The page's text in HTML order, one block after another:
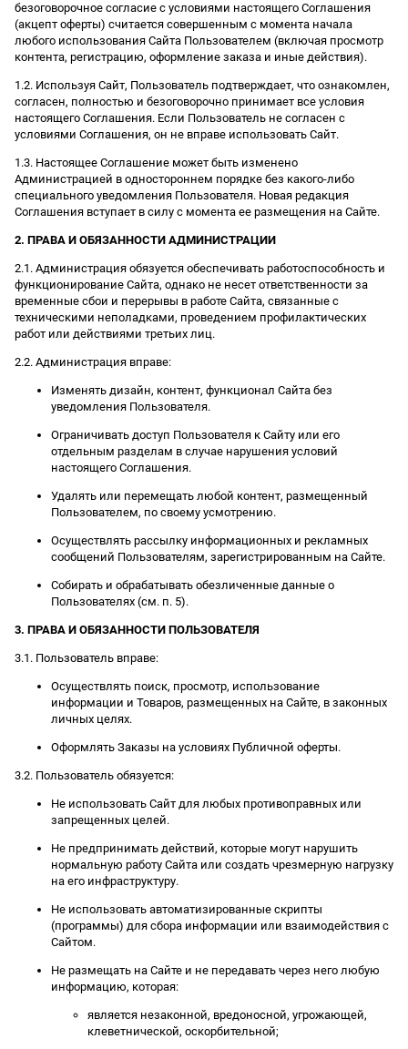
безоговорочное согласие с условиями настоящего Соглашения
(акцепт оферты) считается совершенным с момента начала
любого использования Сайта Пользователем (включая просмотр
контента, регистрацию, оформление заказа и иные действия).
1.2. Используя Сайт, Пользователь подтверждает, что ознакомлен,
согласен, полностью и безоговорочно принимает все условия
настоящего Соглашения. Если Пользователь не согласен с
условиями Соглашения, он не вправе использовать Сайт.
1.3. Настоящее Соглашение может быть изменено
Администрацией в одностороннем порядке без какого-либо
специального уведомления Пользователя. Новая редакция
Соглашения вступает в силу с момента ее размещения на Сайте.
2. ПРАВА И ОБЯЗАННОСТИ АДМИНИСТРАЦИИ
2.1. Администрация обязуется обеспечивать работоспособность и
функционирование Сайта, однако не несет ответственности за
временные сбои и перерывы в работе Сайта, связанные с
техническими неполадками, проведением профилактических
работ или действиями третьих лиц.
2.2. Администрация вправе:
Изменять дизайн, контент, функционал Сайта без
уведомления Пользователя.
Ограничивать доступ Пользователя к Сайту или его
отдельным разделам в случае нарушения условий
настоящего Соглашения.
Удалять или перемещать любой контент, размещенный
Пользователем, по своему усмотрению.
Осуществлять рассылку информационных и рекламных
сообщений Пользователям, зарегистрированным на Сайте.
Собирать и обрабатывать обезличенные данные о
Пользователях (см. п. 5).
3. ПРАВА И ОБЯЗАННОСТИ ПОЛЬЗОВАТЕЛЯ
3.1. Пользователь вправе:
Осуществлять поиск, просмотр, использование
информации и Товаров, размещенных на Сайте, в законных
личных целях.
Оформлять Заказы на условиях Публичной оферты.
3.2. Пользователь обязуется:
Не использовать Сайт для любых противоправных или
запрещенных целей.
Не предпринимать действий, которые могут нарушить
нормальную работу Сайта или создать чрезмерную нагрузку
на его инфраструктуру.
Не использовать автоматизированные скрипты
(программы) для сбора информации или взаимодействия с
Сайтом.
Не размещать на Сайте и не передавать через него любую
информацию, которая:
является незаконной, вредоносной, угрожающей,
клеветнической, оскорбительной;